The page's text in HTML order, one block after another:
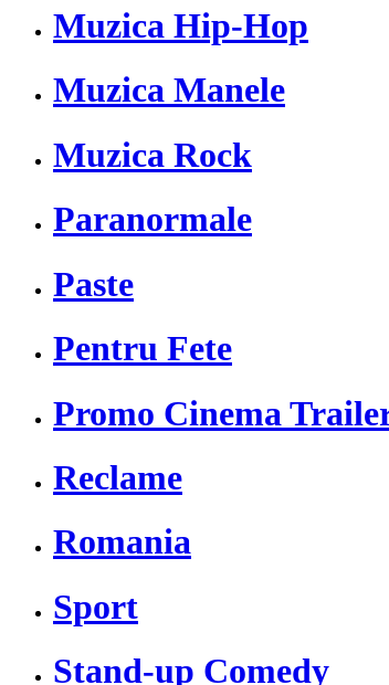
Muzica Hip-Hop
Muzica Manele
Muzica Rock
Paranormale
Paste
Pentru Fete
Promo Cinema
Reclame
Romania
Sport
Stand-up Comedy